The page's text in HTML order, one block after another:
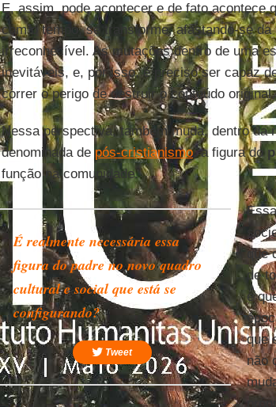
E, assim, pode acontecer e de fato acontece
com o tempo, se transforme, afastando-se
irreconhecível. As mutações dentro de uma
inevitáveis, e, por isso, é preciso ser capaz
correr o perigo de destruir o conteúdo original.
Nessa perspectiva, também muda, dentro da
denominada de pós-cristianismo, a figura do
função na comunidade.
É realmente necessária essa
figura do padre no novo quadro
cultural e social que está se
configurando?
Tweet
que
de
e
que
não